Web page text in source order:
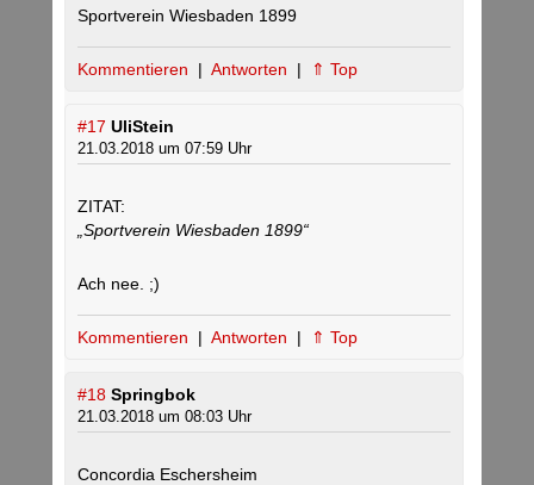
Sportverein Wiesbaden 1899
Kommentieren | Antworten | ⇑ Top
#17 UliStein
21.03.2018 um 07:59 Uhr
ZITAT:
„Sportverein Wiesbaden 1899“
Ach nee. ;)
Kommentieren | Antworten | ⇑ Top
#18 Springbok
21.03.2018 um 08:03 Uhr
Concordia Eschersheim